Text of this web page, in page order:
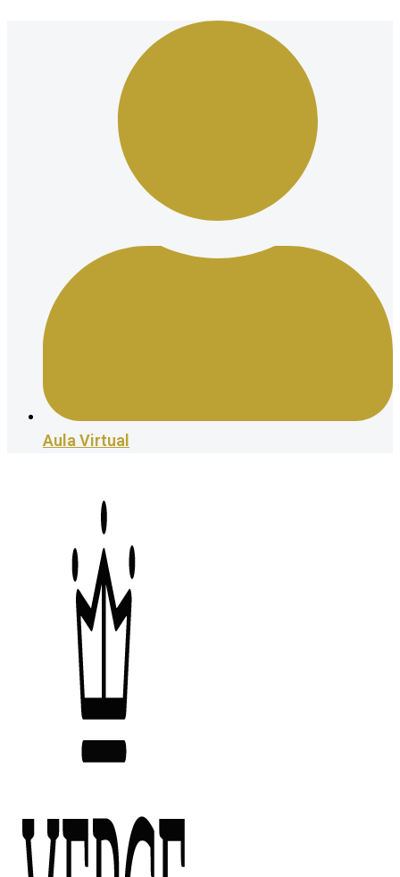
Aula Virtual